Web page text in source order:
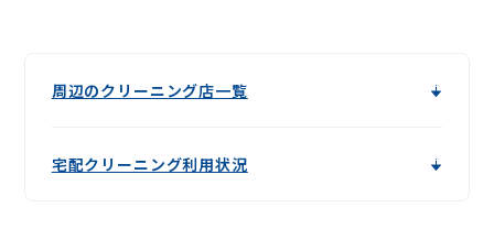
周辺のクリーニング店一覧
宅配クリーニング利用状況